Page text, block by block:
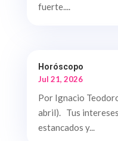
fuerte....
Horóscopo
Jul 21, 2026
Por Ignacio
abril). Tus
estancados y...